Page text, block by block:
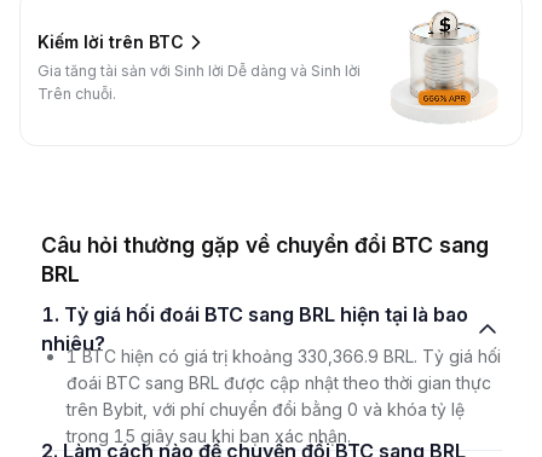
Kiếm lời trên BTC
Gia tăng tài sản với Sinh lời Dễ dàng và Sinh lời
Trên chuỗi.
Câu hỏi thường gặp về chuyển đổi BTC sang
BRL
1. Tỷ giá hối đoái BTC sang BRL hiện tại là bao
nhiêu?
1 BTC hiện có giá trị khoảng 330,366.9 BRL. Tỷ giá hối
đoái BTC sang BRL được cập nhật theo thời gian thực
trên Bybit, với phí chuyển đổi bằng 0 và khóa tỷ lệ
trong 15 giây sau khi bạn xác nhận.
2. Làm cách nào để chuyển đổi BTC sang BRL